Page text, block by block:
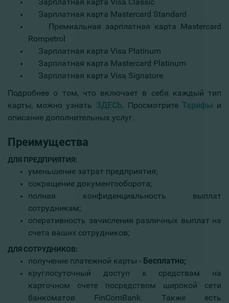
Зарплатная карта Mastercard Standard
Премиальная зарплатная карта Mastercard
Rompetrol
Зарплатная карта Visa Platinum
Зарплатная карта Mastercard Platinum
Зарплатная карта Visa Signature
Подробнее о том, что включает в себя каждый тип
карты, можно узнать ЗДЕСЬ. Просмотрите Тарифы и
описание дополнительных услуг.
Преимущества
ДЛЯ ПРЕДПРИЯТИЯ:
уменьшение затрат предприятия;
сокращение документооборота;
полная конфиденциальность выплат
сотрудникам;
оперативность зачисления различных выплат на
счета ваших сотрудников;
ДЛЯ СОТРУДНИКОВ:
получение платежной карты - Бесплатно;
круглосуточный доступ к средствам на
карточном счете посредством широкой сети
банкоматов FinComBank. Также есть